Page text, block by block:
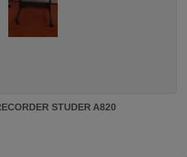
STUDER A820